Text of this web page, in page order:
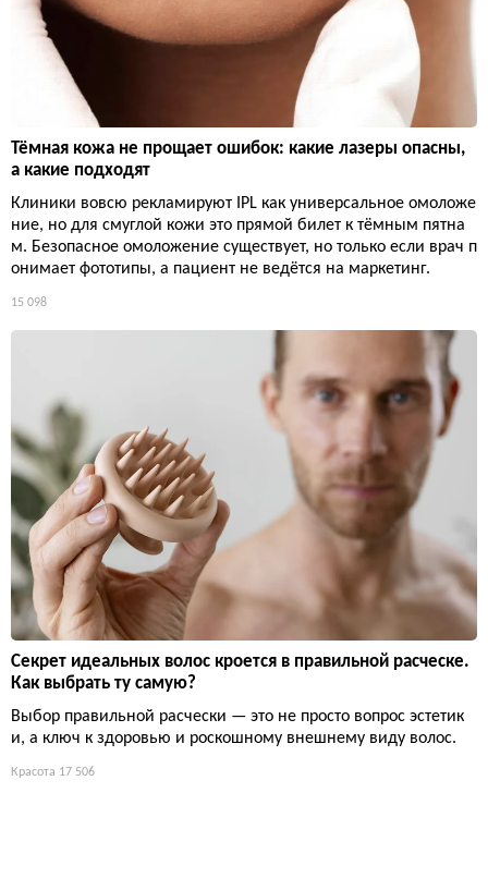
Тёмная кожа не прощает ошибок: какие лазеры опасны,
а какие подходят
Клиники вовсю рекламируют IPL как универсальное омоложе
ние, но для смуглой кожи это прямой билет к тёмным пятна
м. Безопасное омоложение существует, но только если врач п
онимает фототипы, а пациент не ведётся на маркетинг.
15 098
Секрет идеальных волос кроется в правильной расческе.
Как выбрать ту самую?
Выбор правильной расчески — это не просто вопрос эстетик
и, а ключ к здоровью и роскошному внешнему виду волос.
Красота 17 506